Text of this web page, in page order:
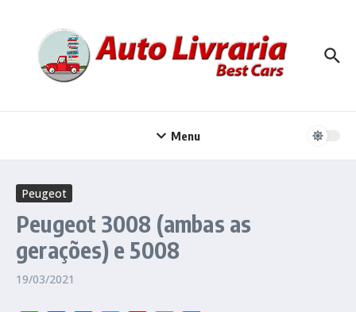
Menu
Peugeot
Peugeot 3008 (ambas as
gerações) e 5008
19/03/2021